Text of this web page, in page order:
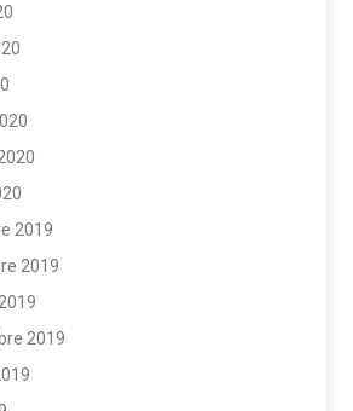
2019
2019
2019